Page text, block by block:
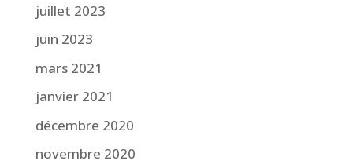
juillet 2023
juin 2023
mars 2021
janvier 2021
décembre 2020
novembre 2020